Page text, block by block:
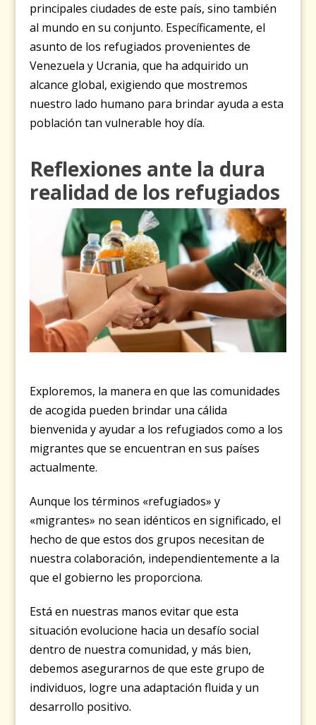
principales ciudades de este país, sino también
al mundo en su conjunto. Específicamente, el
asunto de los refugiados provenientes de
Venezuela y Ucrania, que ha adquirido un
alcance global, exigiendo que mostremos
nuestro lado humano para brindar ayuda a esta
población tan vulnerable hoy día.
Reflexiones ante la dura
realidad de los refugiados
Exploremos, la manera en que las comunidades
de acogida pueden brindar una cálida
bienvenida y ayudar a los refugiados como a los
migrantes que se encuentran en sus países
actualmente.
Aunque los términos «refugiados» y
«migrantes» no sean idénticos en significado, el
hecho de que estos dos grupos necesitan de
nuestra colaboración, independientemente a la
que el gobierno les proporciona.
Está en nuestras manos evitar que esta
situación evolucione hacia un desafío social
dentro de nuestra comunidad, y más bien,
debemos asegurarnos de que este grupo de
individuos, logre una adaptación fluida y un
desarrollo positivo.